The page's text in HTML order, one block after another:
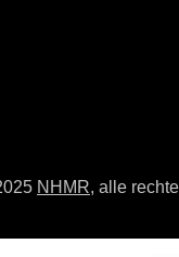
NHMR, alle